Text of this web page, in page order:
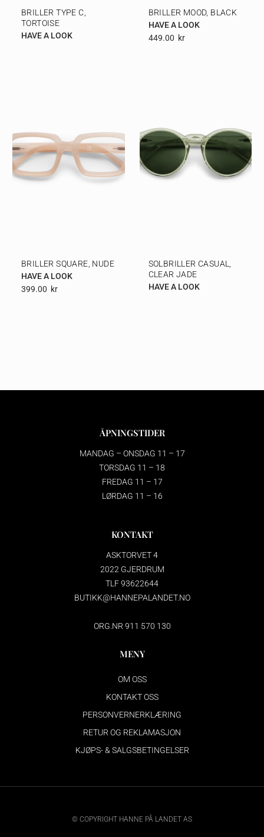
BRILLER TYPE C,
TORTOISE
HAVE A LOOK
BRILLER MOOD, BLACK
HAVE A LOOK
449.00 Kr
BRILLER SQUARE, NUDE
HAVE A LOOK
399.00 Kr
SOLBRILLER CASUAL,
CLEAR JADE
HAVE A LOOK
ÅPNINGSTIDER
MANDAG – ONSDAG 11 – 17
TORSDAG 11 – 18
FREDAG 11 – 17
LØRDAG 11 – 16
KONTAKT
ASKTORVET 4
2022 GJERDRUM
TLF 93622644
BUTIKK@HANNEPALANDET.NO
ORG.NR 911 570 130
MENY
OM OSS
KONTAKT OSS
PERSONVERNERKLÆRING
RETUR OG REKLAMASJON
KJØPS- & SALGSBETINGELSER
© COPYRIGHT HANNE PÅ LANDET AS